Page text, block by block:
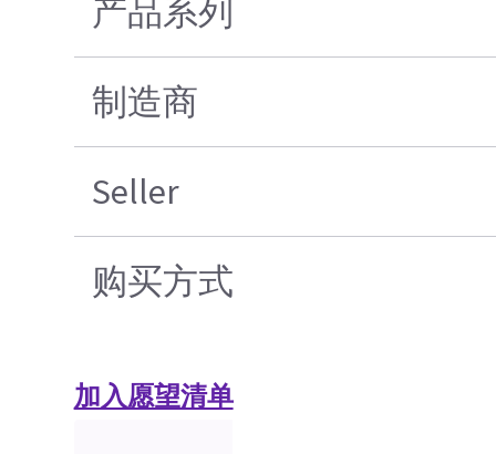
产品系列
制造商
Seller
购买方式
加入愿望清单